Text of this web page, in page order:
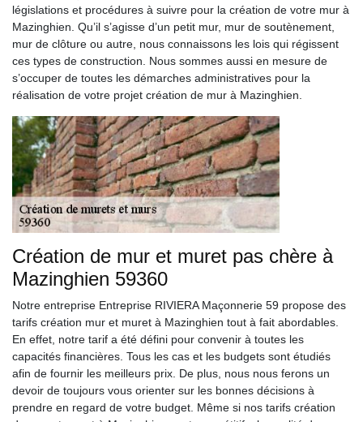
législations et procédures à suivre pour la création de votre mur à
Mazinghien. Qu’il s’agisse d’un petit mur, mur de soutènement,
mur de clôture ou autre, nous connaissons les lois qui régissent
ces types de construction. Nous sommes aussi en mesure de
s’occuper de toutes les démarches administratives pour la
réalisation de votre projet création de mur à Mazinghien.
Création de mur et muret pas chère à
Mazinghien 59360
Notre entreprise Entreprise RIVIERA Maçonnerie 59 propose des
tarifs création mur et muret à Mazinghien tout à fait abordables.
En effet, notre tarif a été défini pour convenir à toutes les
capacités financières. Tous les cas et les budgets sont étudiés
afin de fournir les meilleurs prix. De plus, nous nous ferons un
devoir de toujours vous orienter sur les bonnes décisions à
prendre en regard de votre budget. Même si nos tarifs création